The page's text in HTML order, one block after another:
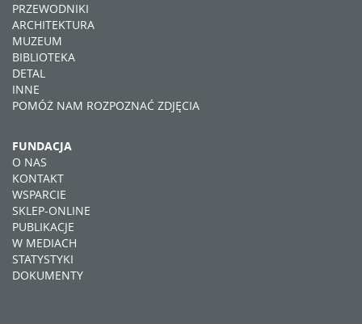
PRZEWODNIKI
ARCHITEKTURA
MUZEUM
BIBLIOTEKA
DETAL
INNE
POMÓŻ NAM ROZPOZNAĆ ZDJĘCIA
FUNDACJA
O NAS
KONTAKT
WSPARCIE
SKLEP-ONLINE
PUBLIKACJE
W MEDIACH
STATYSTYKI
DOKUMENTY